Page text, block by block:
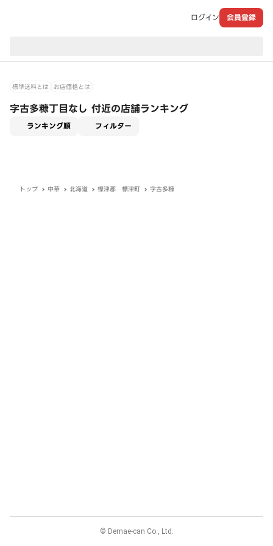
ログイン 会員登録
標準送料とは お店価格とは
字古多糠丁目なし 付近の店舗ランキング
ランキング順 フィルター
トップ 中華 北海道 標津郡 標津町 字古多糠
© Demae-can Co., Ltd.